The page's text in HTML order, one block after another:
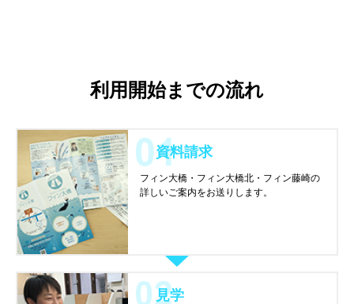
利用開始までの流れ
資料請求
フィン大橋・フィン大橋北・フィン藤崎の
詳しいご案内をお送りします。
見学